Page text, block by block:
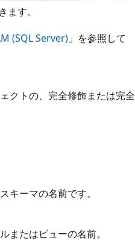
ます。
(SQL Server) 」を参照して
クトの、完全修飾または完全
キーマの名前です。
またはビューの名前。